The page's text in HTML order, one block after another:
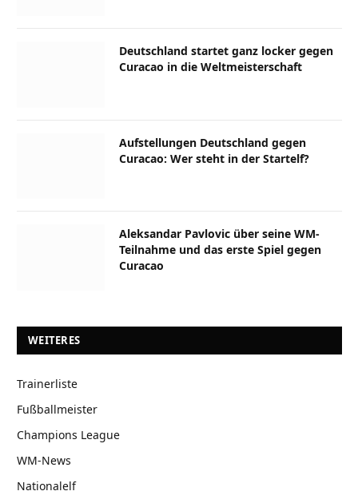
Deutschland startet ganz locker gegen
Curacao in die Weltmeisterschaft
Aufstellungen Deutschland gegen
Curacao: Wer steht in der Startelf?
Aleksandar Pavlovic über seine WM-
Teilnahme und das erste Spiel gegen
Curacao
WEITERES
Trainerliste
Fußballmeister
Champions League
WM-News
Nationalelf